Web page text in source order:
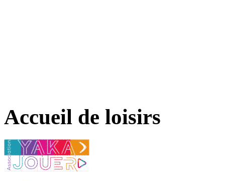
Accueil de loisirs